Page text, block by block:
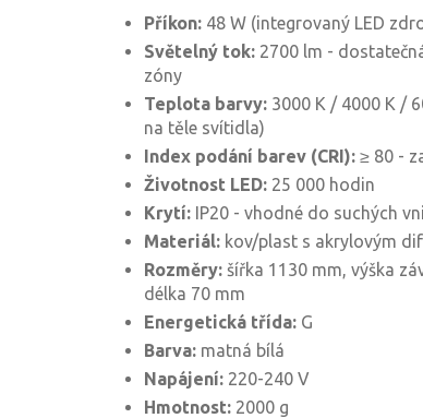
Příkon: 48 W (integrovaný LED
Světelný tok: 2700 lm -
zóny
Teplota barvy: 3000 K / 4000 K /
na těle svítidla)
Index podání barev (CRI): ≥ 80 -
Životnost LED: 25 000 hodin
Krytí: IP20 - vhodné do suchých
Materiál: kov/plast s akrylovým
Rozměry: šířka 1130 mm, výška
délka 70 mm
Energetická třída: G
Barva: matná bílá
Napájení: 220-240 V
Hmotnost: 2000 g